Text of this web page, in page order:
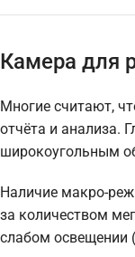
Камера для
Многие считают,
отчёта и анализа.
широкоугольным
Наличие макро-
за количеством
слабом освещении